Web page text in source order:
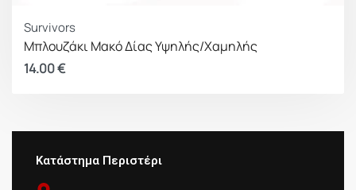
Survivors
Μπλουζάκι Μακό Δίας Υψηλής/Χαμηλής
14.00€
Κατάστημα Περιστέρι